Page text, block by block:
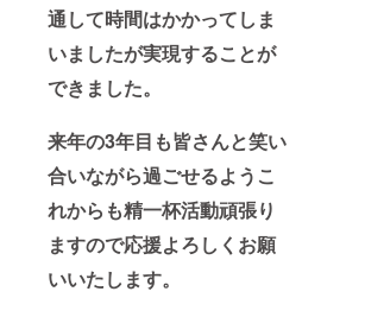
通して時間はかかってしま
いましたが実現することが
できました。
来年の3年目も皆さんと笑い
合いながら過ごせるようこ
れからも精一杯活動頑張り
ますので応援よろしくお願
いいたします。